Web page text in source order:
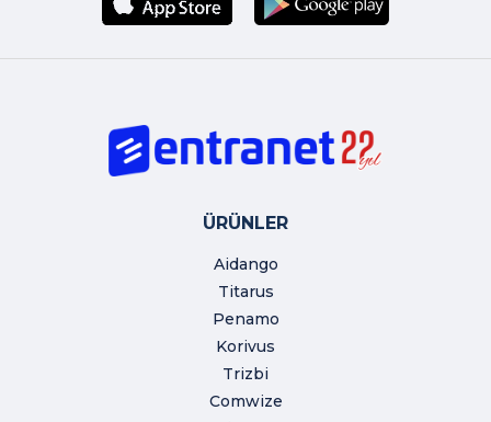
ÜRÜNLER
Aidango
Titarus
Penamo
Korivus
Trizbi
Comwize